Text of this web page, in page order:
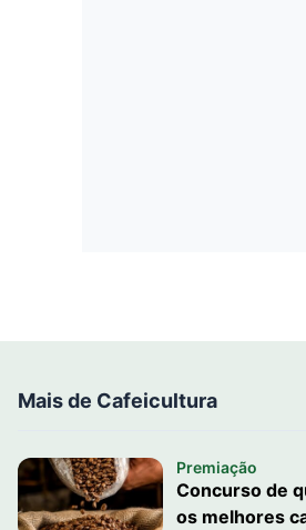
Mais de Cafeicultura
Premiação
Concurso de
os melhores